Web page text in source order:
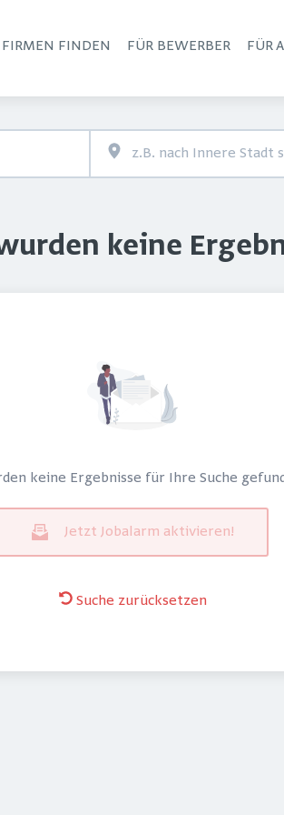
FIRMEN FINDEN FÜR BEWERBER FÜR
keine
keine Ergebnisse für Ihre Suche
Jetzt Jobalarm aktivieren!
Suche zurücksetzen